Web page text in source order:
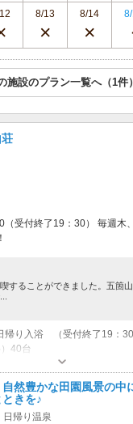
8/13 8/14
施設のプラン一覧へ（1件）
（受付終了19：30） 毎週
することができました。五箇
帰り入浴 （受付終了19：30
40台
自然豊かな田園風景の中
きを♪
日帰り温泉